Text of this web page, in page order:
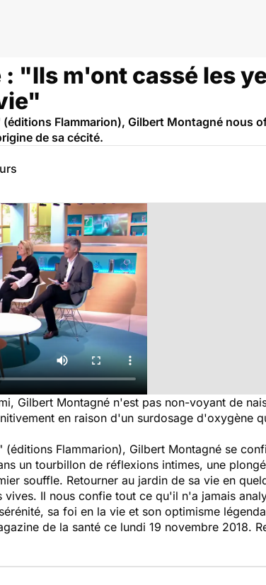
"Ils m'ont cassé les
Flammarion), Gilbert Montagné nous
de sa cécité.
Gilbert Montagné n'est pas non-voyant de
en raison d'un surdosage d'oxygène
(éditions Flammarion), Gilbert Montagné se
un tourbillon de réflexions intimes, une
souffle. Retourner au jardin de sa vie en
Il nous confie tout ce qu'il n'a jamais
sa foi en la vie et son optimisme
de la santé ce lundi 19 novembre 2018.